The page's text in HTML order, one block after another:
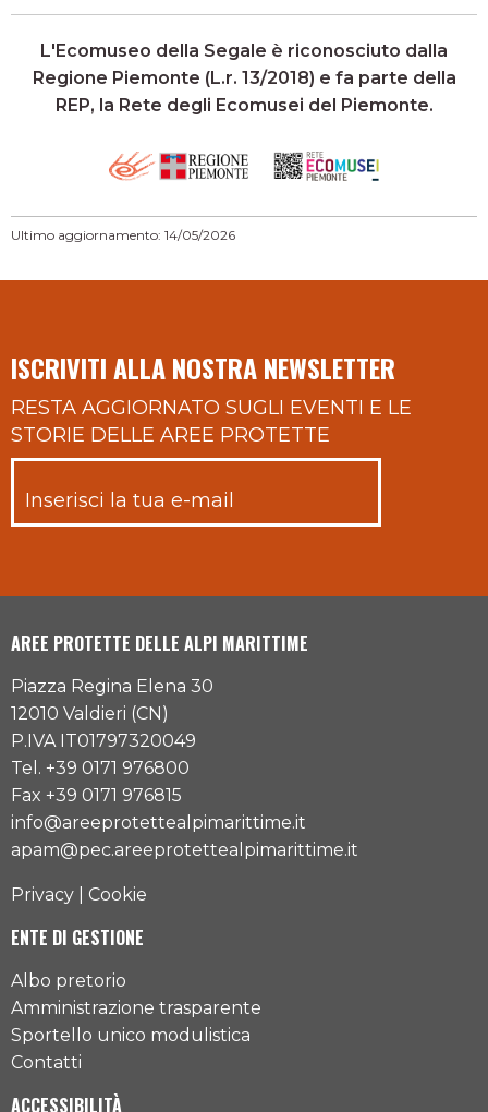
L'Ecomuseo della Segale è riconosciuto dalla
Regione Piemonte (L.r. 13/2018) e fa parte della
REP, la Rete degli Ecomusei del Piemonte.
Ultimo aggiornamento: 14/05/2026
ISCRIVITI ALLA NOSTRA NEWSLETTER
RESTA AGGIORNATO SUGLI EVENTI E LE
STORIE DELLE AREE PROTETTE
AREE PROTETTE DELLE ALPI MARITTIME
Piazza Regina Elena 30
12010 Valdieri (CN)
P.IVA IT01797320049
Tel. +39 0171 976800
Fax +39 0171 976815
info@areeprotettealpimarittime.it
apam@pec.areeprotettealpimarittime.it
Privacy Cookie
ENTE DI GESTIONE
Albo pretorio
Amministrazione trasparente
Sportello unico modulistica
Contatti
ACCESSIBILITÀ